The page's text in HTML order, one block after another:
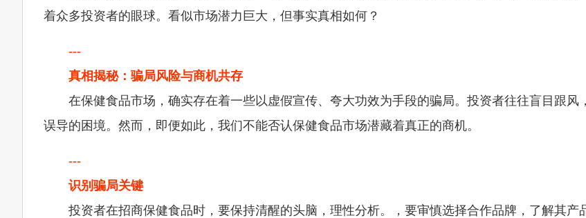
着众多投资者的眼球。看似市场潜力巨大，但事实真相如何？
---
真相揭秘：骗局风险与商机共存
在保健食品市场，确实存在着一些以虚假宣传、夸大功效为手段的骗局。投资者往往盲目跟风
误导的困境。然而，即便如此，我们不能否认保健食品市场潜藏着真正的商机。
---
识别骗局关键
投资者在招商保健食品时，要保持清醒的头脑，理性分析。，要审慎选择合作品牌，了解其产